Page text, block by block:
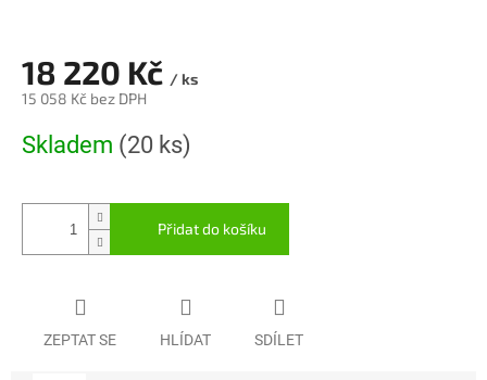
18 220 Kč / ks
15 058 Kč bez DPH
cena:
Skladem (20 ks)
Přidat do košíku
ZEPTAT SE HLÍDAT SDÍLET